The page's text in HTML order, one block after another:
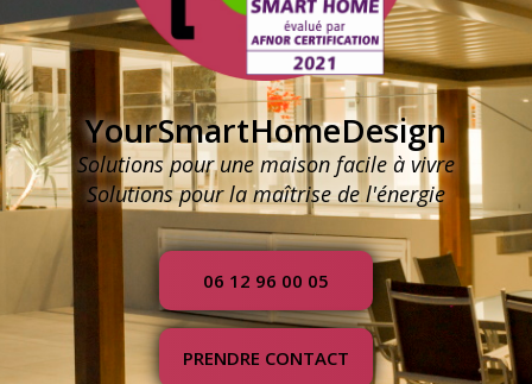
YourSmartHomeDesign
Solutions pour une maison facile à vivre
Solutions pour la maîtrise de l'énergie
06 12 96 00 05
PRENDRE CONTACT